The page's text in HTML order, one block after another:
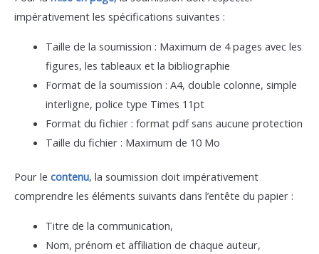
impérativement les spécifications suivantes :
Taille de la soumission : Maximum de 4 pages avec les
figures, les tableaux et la bibliographie
Format de la soumission : A4, double colonne, simple
interligne, police type Times 11pt
Format du fichier : format pdf sans aucune protection
Taille du fichier : Maximum de 10 Mo
Pour le contenu, la soumission doit impérativement
comprendre les éléments suivants dans l’entête du papier :
Titre de la communication,
Nom, prénom et affiliation de chaque auteur,